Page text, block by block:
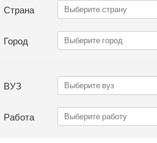
Страна
Город
ВУЗ
Работа